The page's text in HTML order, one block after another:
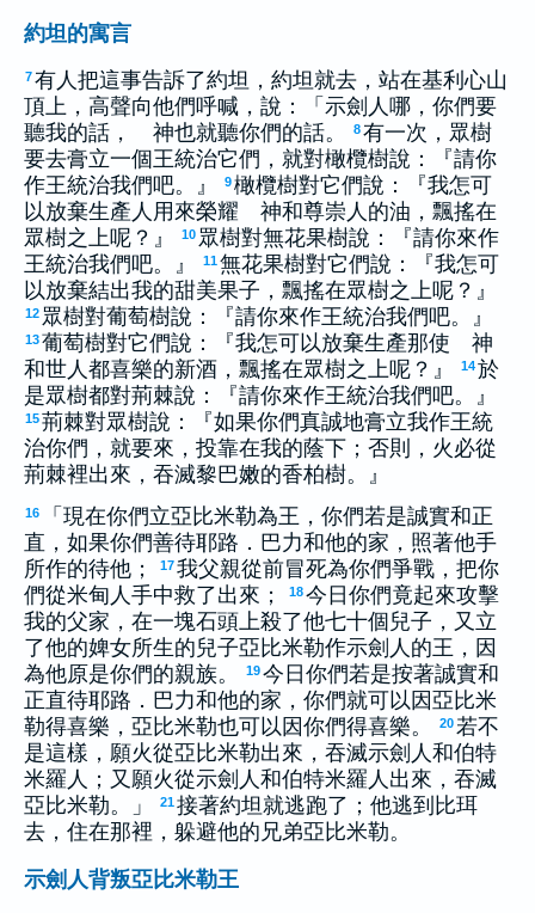
約坦的寓言
7有人把這事告訴了約坦，約坦就去，站在基利心山
頂上，高聲向他們呼喊，說：「示劍人哪，你們要
聽我的話， 神也就聽你們的話。
8有一次，眾樹
要去膏立一個王統治它們，就對橄欖樹說：『請你
作王統治我們吧。』
9橄欖樹對它們說：『我怎可
以放棄生產人用來榮耀 神和尊崇人的油，飄搖在
眾樹之上呢？』
10 眾樹對無花果樹說：『請你來作
王統治我們吧。』
11無花果樹對它們說：『我怎可
以放棄結出我的甜美果子，飄搖在眾樹之上呢？』
12 眾樹對葡萄樹說：『請你來作王統治我們吧。』
13葡萄樹對它們說：『我怎可以放棄生產那使 神
和世人都喜樂的新酒，飄搖在眾樹之上呢？』
14於
是眾樹都對荊棘說：『請你來作王統治我們吧。』
15荊棘對眾樹說：『如果你們真誠地膏立我作王統
治你們，就要來，投靠在我的蔭下；否則，火必從
荊棘裡出來，吞滅黎巴嫩的香柏樹。』
16
「現在你們立亞比米勒為王，你們若是誠實和正
直，如果你們善待耶路．巴力和他的家，照著他手
所作的待他；
17我父親從前冒死為你們爭戰，把你
們從米甸人手中救了出來；
18今日你們竟起來攻擊
我的父家，在一塊石頭上殺了他七十個兒子，又立
了他的婢女所生的兒子亞比米勒作示劍人的王，因
為他原是你們的親族。
19今日你們若是按著誠實和
正直待耶路．巴力和他的家，你們就可以因亞比米
勒得喜樂，亞比米勒也可以因你們得喜樂。
20若不
是這樣，願火從亞比米勒出來，吞滅示劍人和伯特
米羅人；又願火從示劍人和伯特米羅人出來，吞滅
亞比米勒。」
21接著約坦就逃跑了；他逃到比珥
去，住在那裡，躲避他的兄弟亞比米勒。
示劍人背叛亞比米勒王